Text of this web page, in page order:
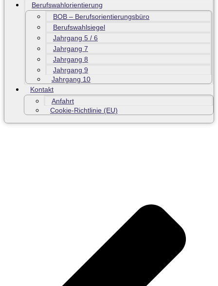
Berufswahlorientierung
BOB – Berufsorientierungsbüro
Berufswahlsiegel
Jahrgang 5 / 6
Jahrgang 7
Jahrgang 8
Jahrgang 9
Jahrgang 10
Kontakt
Anfahrt
Cookie-Richtlinie (EU)